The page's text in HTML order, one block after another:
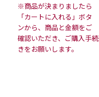
※商品が決まりましたら
「カートに入れる」ボタ
ンから、商品と金額をご
確認いただき、ご購入手続
きをお願いします。